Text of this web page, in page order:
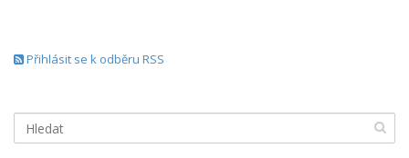
Přihlásit se k odběru RSS